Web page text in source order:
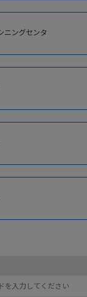
旋盤
工専用機
ンタ
ンタ
ニングセンタ
ニングセンタ
ンタ
コントローラ